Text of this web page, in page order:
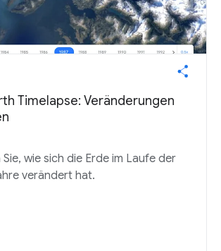
Timelapse: Veränderungen
wie sich die Erde im Laufe der
verändert hat.